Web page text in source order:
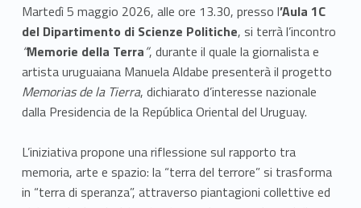
Martedì 5 maggio 2026, alle ore 13.30, presso l’Aula 1C
del Dipartimento di Scienze Politiche, si terrà l’incontro
“Memorie della Terra”, durante il quale la giornalista e
artista uruguaiana Manuela Aldabe presenterà il progetto
Memorias de la Tierra, dichiarato d’interesse nazionale
dalla Presidencia de la República Oriental del Uruguay.
L’iniziativa propone una riflessione sul rapporto tra
memoria, arte e spazio: la “terra del terrore” si trasforma
in “terra di speranza”, attraverso piantagioni collettive ed